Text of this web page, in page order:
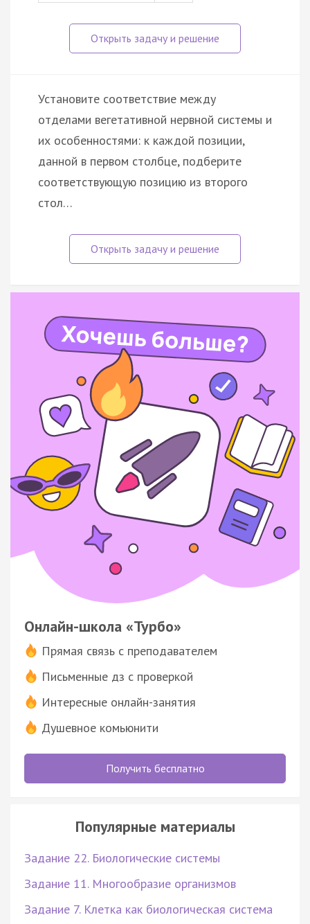
Установите соответствие между
отделами вегетативной нервной системы и
их особенностями: к каждой позиции,
данной в первом столбце, подберите
соответствующую позицию из второго
стол…
Онлайн-школа «Турбо»
Прямая связь с преподавателем
Письменные дз с проверкой
Интересные онлайн-занятия
Душевное комьюнити
Получить бесплатно
Популярные материалы
Задание 22. Биологические системы
Задание 11. Многообразие организмов
Задание 7. Клетка как биологическая система